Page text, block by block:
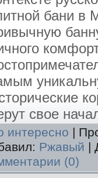
бани в
свое
интересно |
Ржавый |
(0)